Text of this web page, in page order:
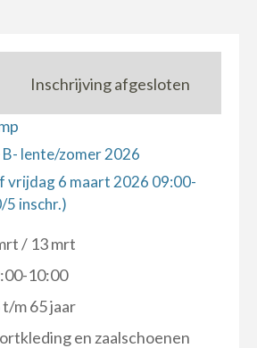
Inschrijving afgesloten
lente/zomer 2026
vrijdag 6 maart 2026 09:00-
5 inschr.)
/ 13 mrt
10:00
t/m 65 jaar
en zaalschoenen